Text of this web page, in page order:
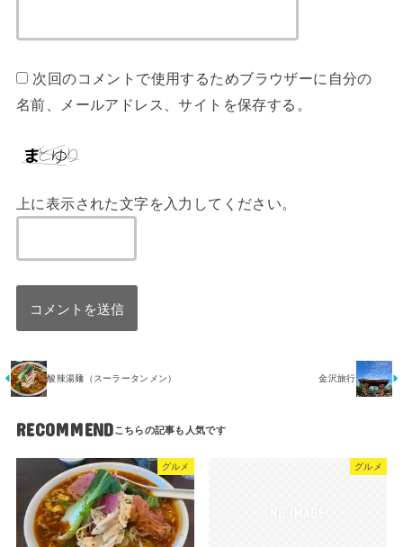
次回のコメントで使用するためブラウザーに自分の
名前、メールアドレス、サイトを保存する。
上に表示された文字を入力してください。
酸辣湯麺（スーラータンメン） 金沢旅行
RECOMMEND
グルメ グルメ